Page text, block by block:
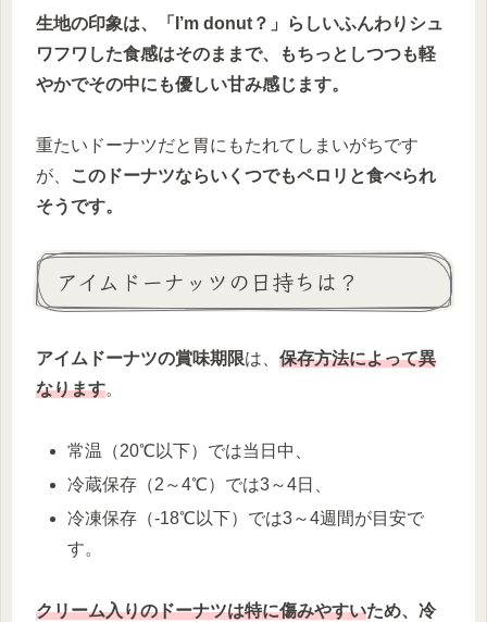
生地の印象は、「I’m donut？」らしいふんわりシュ
ワフワした食感はそのままで、もちっとしつつも軽
やかでその中にも優しい甘み感じます。
重たいドーナツだと胃にもたれてしまいがちです
が、
このドーナツならいくつでもペロリと食べられ
そうです。
アイムドーナッツの日持ちは？
アイムドーナツの賞味期限は、 保存方法によって異
なります。
常温（20℃以下）では当日中、
冷蔵保存（2～4℃）では3～4日、
冷凍保存（-18℃以下）では3～4週間が目安で
す。
クリーム入りのドーナツは特に傷みやすいため、冷